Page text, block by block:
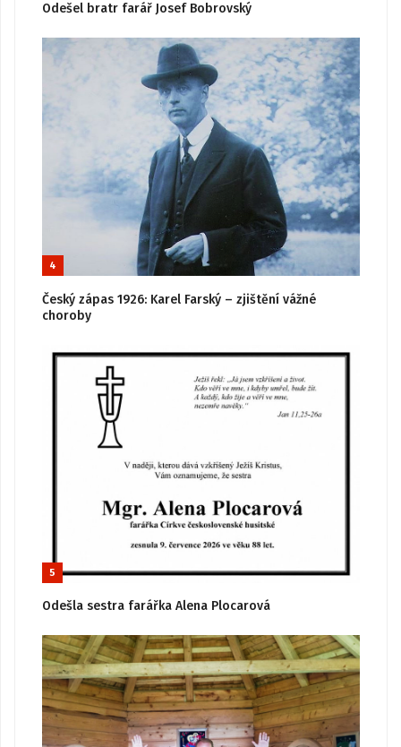
Odešel bratr farář Josef Bobrovský
4
Český zápas 1926: Karel Farský – zjištění vážné
choroby
5
Odešla sestra farářka Alena Plocarová